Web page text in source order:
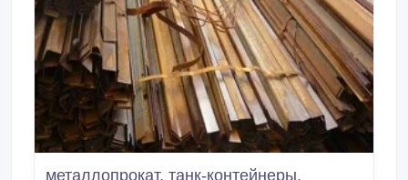
металлопрокат, танк-контейнеры,